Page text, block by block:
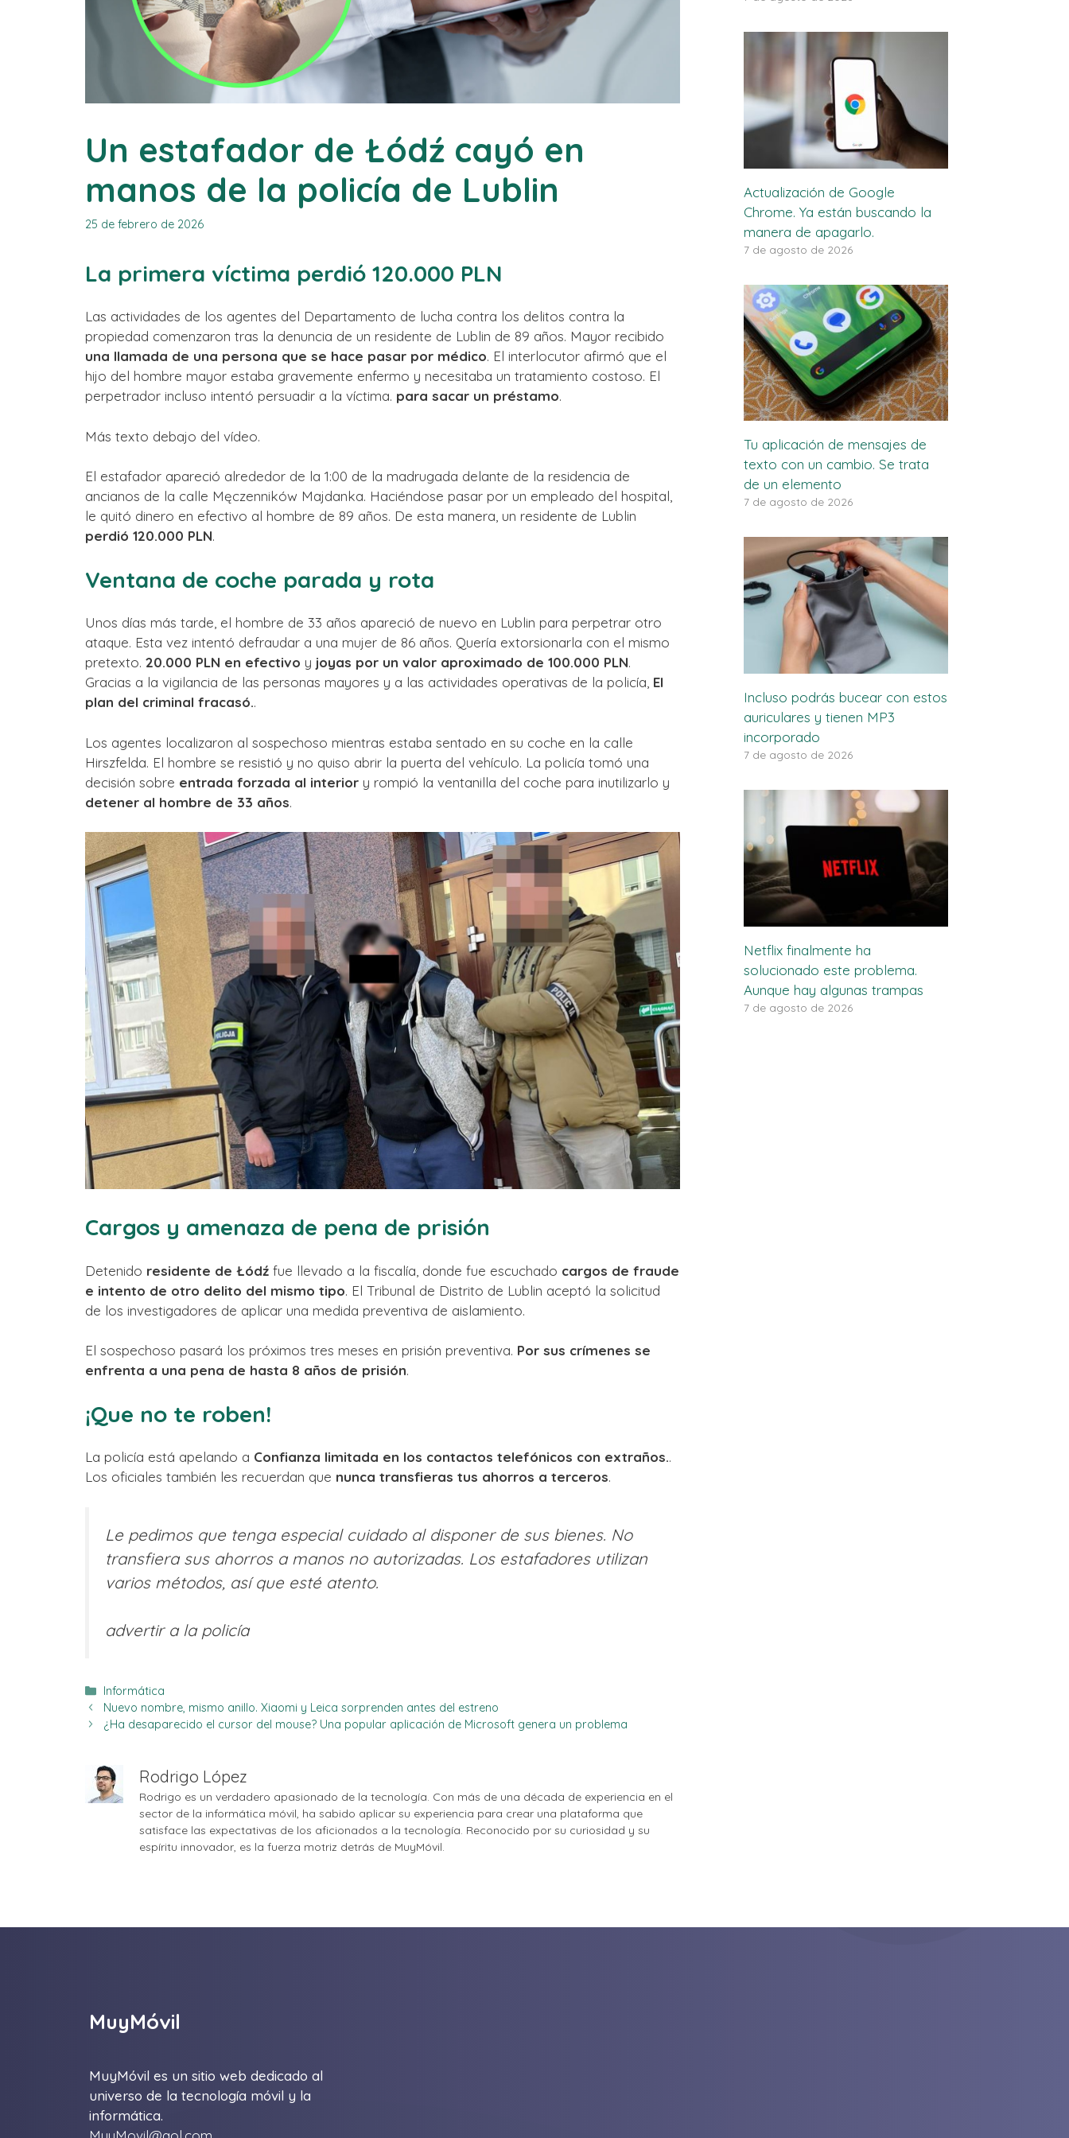
Un estafador de Łódź cayó en
manos de la policía de Lublin
25 de febrero de 2026
La primera víctima perdió 120.000 PLN
Las actividades de los agentes del Departamento de lucha contra los delitos contra la
propiedad comenzaron tras la denuncia de un residente de Lublin de 89 años. Mayor recibido
una llamada de una persona que se hace pasar por médico. El interlocutor afirmó que el
hijo del hombre mayor estaba gravemente enfermo y necesitaba un tratamiento costoso. El
perpetrador incluso intentó persuadir a la víctima. para sacar un préstamo.
Más texto debajo del vídeo.
El estafador apareció alrededor de la 1:00 de la madrugada delante de la residencia de
ancianos de la calle Męczenników Majdanka. Haciéndose pasar por un empleado del hospital,
le quitó dinero en efectivo al hombre de 89 años. De esta manera, un residente de Lublin
perdió 120.000 PLN.
Ventana de coche parada y rota
Unos días más tarde, el hombre de 33 años apareció de nuevo en Lublin para perpetrar otro
ataque. Esta vez intentó defraudar a una mujer de 86 años. Quería extorsionarla con el mismo
pretexto. 20.000 PLN en efectivo y joyas por un valor aproximado de 100.000 PLN.
Gracias a la vigilancia de las personas mayores y a las actividades operativas de la policía, El
plan del criminal fracasó..
Los agentes localizaron al sospechoso mientras estaba sentado en su coche en la calle
Hirszfelda. El hombre se resistió y no quiso abrir la puerta del vehículo. La policía tomó una
decisión sobre entrada forzada al interior y rompió la ventanilla del coche para inutilizarlo y
detener al hombre de 33 años.
Cargos y amenaza de pena de prisión
Detenido residente de Łódź fue llevado a la fiscalía, donde fue escuchado cargos de fraude
e intento de otro delito del mismo tipo. El Tribunal de Distrito de Lublin aceptó la solicitud
de los investigadores de aplicar una medida preventiva de aislamiento.
El sospechoso pasará los próximos tres meses en prisión preventiva. Por sus crímenes se
enfrenta a una pena de hasta 8 años de prisión.
¡Que no te roben!
La policía está apelando a Confianza limitada en los contactos telefónicos con extraños..
Los oficiales también les recuerdan que nunca transfieras tus ahorros a terceros.
Le pedimos que tenga especial cuidado al disponer de sus bienes. No
transfiera sus ahorros a manos no autorizadas. Los estafadores utilizan
varios métodos, así que esté atento.
advertir a la policía
Categorías
Informática
Nuevo nombre, mismo anillo. Xiaomi y Leica sorprenden antes del estreno
¿Ha desaparecido el cursor del mouse? Una popular aplicación de Microsoft genera un problema
Rodrigo López
Rodrigo es un verdadero apasionado de la tecnología. Con más de una década de experiencia en el
sector de la informática móvil, ha sabido aplicar su experiencia para crear una plataforma que
satisface las expectativas de los aficionados a la tecnología. Reconocido por su curiosidad y su
espíritu innovador, es la fuerza motriz detrás de MuyMóvil.
Actualización de Google
Chrome. Ya están buscando la
manera de apagarlo.
7 de agosto de 2026
Tu aplicación de mensajes de
texto con un cambio. Se trata
de un elemento
7 de agosto de 2026
Incluso podrás bucear con estos
auriculares y tienen MP3
incorporado
7 de agosto de 2026
Netflix finalmente ha
solucionado este problema.
Aunque hay algunas trampas
7 de agosto de 2026
MuyMóvil
MuyMóvil es un sitio web dedicado al
universo de la tecnología móvil y la
informática.